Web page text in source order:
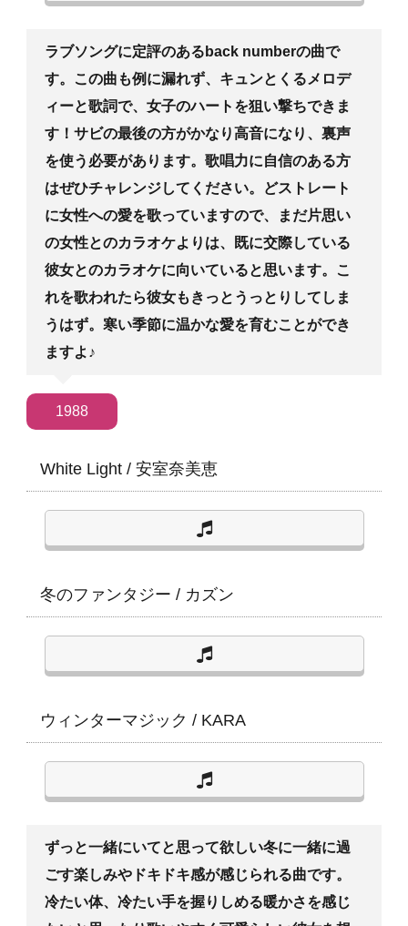
ラブソングに定評のあるback numberの曲で
す。この曲も例に漏れず、キュンとくるメロデ
ィーと歌詞で、女子のハートを狙い撃ちできま
す！サビの最後の方がかなり高音になり、裏声
を使う必要があります。歌唱力に自信のある方
はぜひチャレンジしてください。どストレート
に女性への愛を歌っていますので、まだ片思い
の女性とのカラオケよりは、既に交際している
彼女とのカラオケに向いていると思います。こ
れを歌われたら彼女もきっとうっとりしてしま
うはず。寒い季節に温かな愛を育むことができ
ますよ♪
1988
White Light / 安室奈美恵
冬のファンタジー / カズン
ウィンターマジック / KARA
ずっと一緒にいてと思って欲しい冬に一緒に過
ごす楽しみやドキドキ感が感じられる曲です。
冷たい体、冷たい手を握りしめる暖かさを感じ